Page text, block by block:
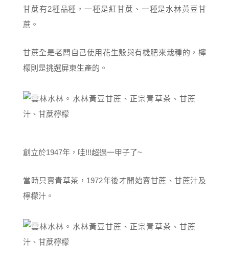
甘蔗有2種品種，一種是紅甘蔗、一種是水林黃豆甘
蔗。
甘蔗全是老闆自己使用花生殼與有機肥來栽種的，檸
檬則是挑選屏東生產的。
創立於1947年，哇!!!超過一甲子了~
當時只賣青草茶，1972年後才開始賣甘蔗、甘蔗汁及
檸檬汁。